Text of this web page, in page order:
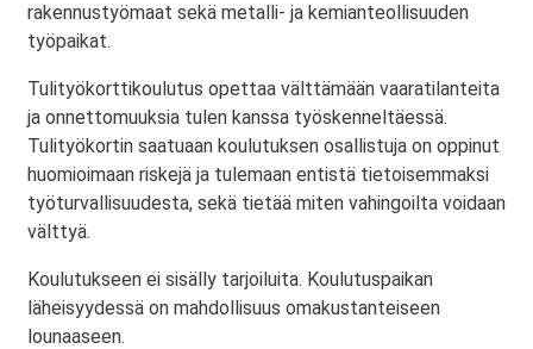
rakennustyömaat sekä metalli- ja kemianteollisuuden
työpaikat.
Tulityökorttikoulutus opettaa välttämään vaaratilanteita
ja onnettomuuksia tulen kanssa työskenneltäessä.
Tulityökortin saatuaan koulutuksen osallistuja on oppinut
huomioimaan riskejä ja tulemaan entistä tietoisemmaksi
työturvallisuudesta, sekä tietää miten vahingoilta voidaan
välttyä.
Koulutukseen ei sisälly tarjoiluita. Koulutuspaikan
läheisyydessä on mahdollisuus omakustanteiseen
lounaaseen.